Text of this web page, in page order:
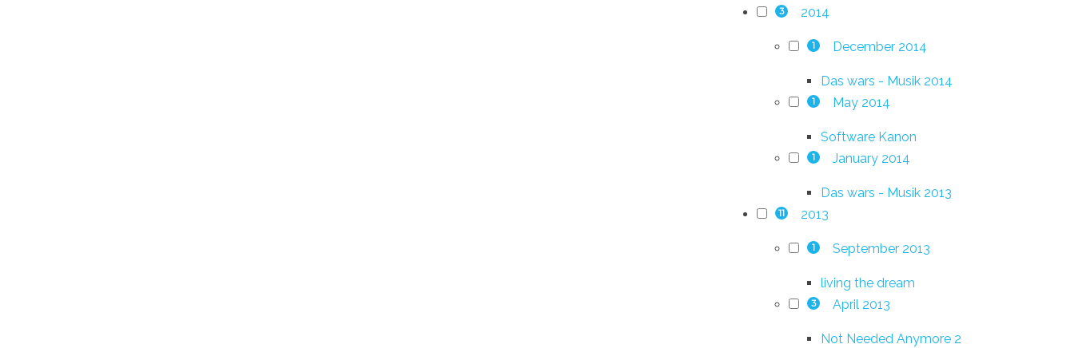
3 2014
1 December 2014
Das wars - Musik 2014
1 May 2014
Software Kanon
1 January 2014
Das wars - Musik 2013
11 2013
1 September 2013
living the dream
3 April 2013
Not Needed Anymore 2